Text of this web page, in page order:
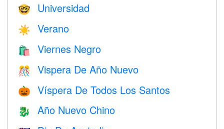
🤓 Universidad
☀️ Verano
🛍 Viernes Negro
🎊 Vispera De Año Nuevo
🎃 Víspera De Todos Los Santos
🐉 Año Nuevo Chino